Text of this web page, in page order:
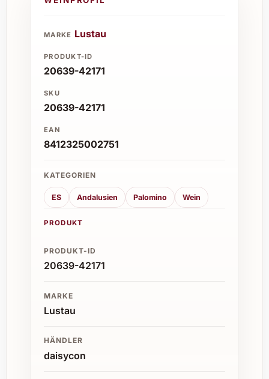
MARKE Lustau
PRODUKT-ID
20639-42171
SKU
20639-42171
EAN
8412325002751
KATEGORIEN
ES Andalusien Palomino Wein
PRODUKT
PRODUKT-ID
20639-42171
MARKE
Lustau
HÄNDLER
daisycon